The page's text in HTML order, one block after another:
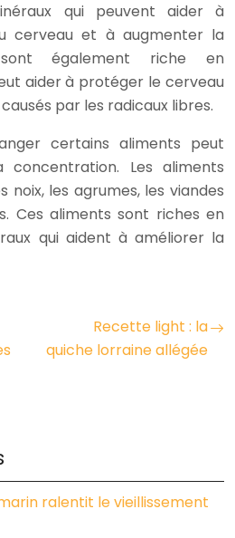
qui peuvent aider à
cerveau et à augmenter la
également riche en
aider à protéger le cerveau
par les radicaux libres.
certains aliments peut
Les aliments
noix, les agrumes, les viandes
Ces aliments sont riches en
qui aident à améliorer la
Recette light : la
quiche lorraine allégée
ralentit le vieillissement